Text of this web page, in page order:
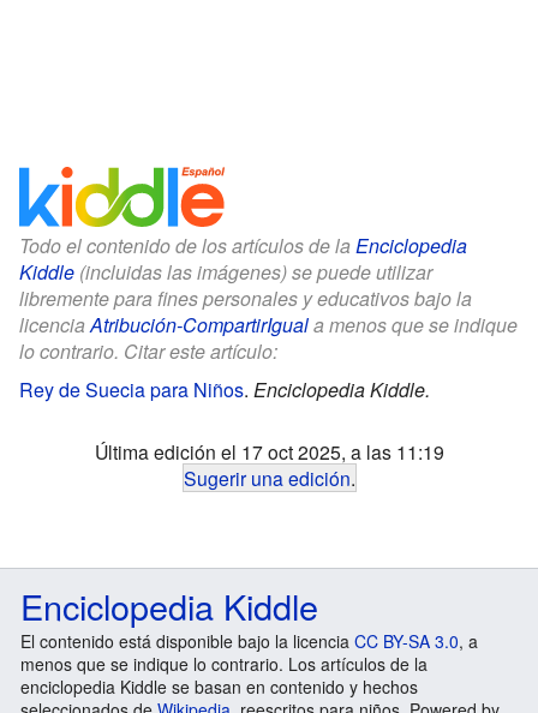
Todo el contenido de los artículos de la Enciclopedia
Kiddle (incluidas las imágenes) se puede utilizar
libremente para fines personales y educativos bajo la
licenciaAtribución-CompartirIguala menos que se indique
lo contrario. Citar este artículo:
Rey de Suecia para Niños. Enciclopedia Kiddle.
Última edición el 17 oct 2025, a las 11:19
Sugerir una edición.
Enciclopedia Kiddle
El contenido está disponible bajo la licencia CC BY-SA 3.0, a
menos que se indique lo contrario. Los artículos de la
enciclopedia Kiddle se basan en contenido y hechos